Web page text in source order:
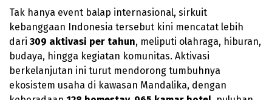
Tak hanya event balap internasional, sirkuit
kebanggaan Indonesia tersebut kini mencatat lebih
dari 309 aktivasi per tahun, meliputi olahraga, hiburan,
budaya, hingga kegiatan komunitas. Aktivasi
berkelanjutan ini turut mendorong tumbuhnya
ekosistem usaha di kawasan Mandalika, dengan